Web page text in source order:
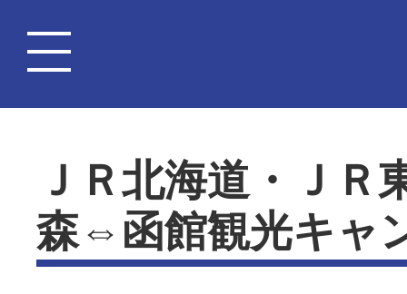
ＪＲ北海道・Ｊ
森⇔函館観光キャ